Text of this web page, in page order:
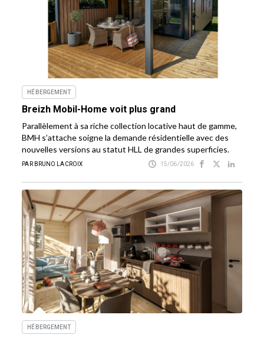
HÉBERGEMENT
Breizh Mobil-Home voit plus grand
Parallèlement à sa riche collection locative haut de gamme,
BMH s’attache soigne la demande résidentielle avec des
nouvelles versions au statut HLL de grandes superficies.
PAR BRUNO LACROIX 15/06/2026
HÉBERGEMENT